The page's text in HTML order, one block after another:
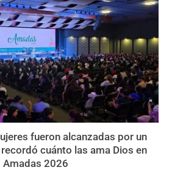
fueron alcanzadas por un
cuánto las ama Dios en
Amadas 2026